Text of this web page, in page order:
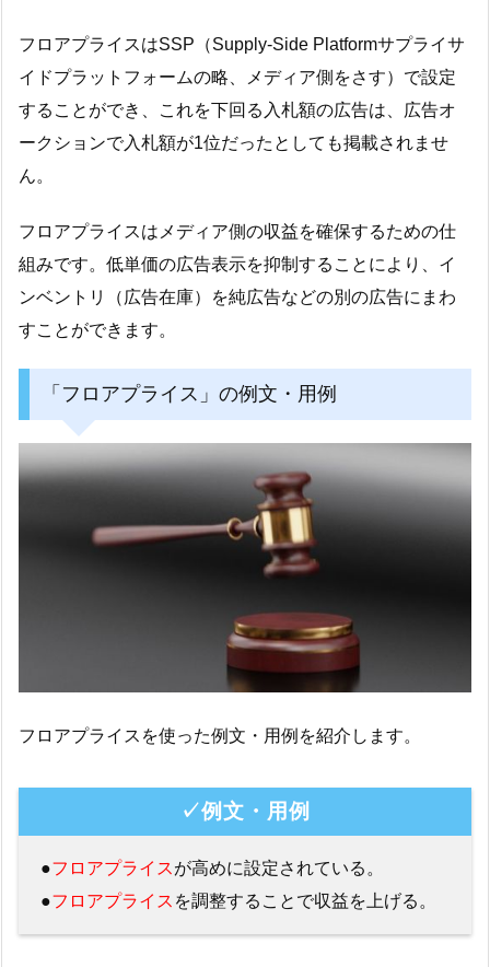
フロアプライスはSSP（Supply-Side Platformサプライサ
イドプラットフォームの略、メディア側をさす）で設定
することができ、これを下回る入札額の広告は、広告オ
ークションで入札額が1位だったとしても掲載されませ
ん。
フロアプライスはメディア側の収益を確保するための仕
組みです。低単価の広告表示を抑制することにより、イ
ンベントリ（広告在庫）を純広告などの別の広告にまわ
すことができます。
「フロアプライス」の例文・用例
フロアプライスを使った例文・用例を紹介します。
✓例文・用例
●フロアプライスが高めに設定されている。
●フロアプライス を調整することで収益を上げる。